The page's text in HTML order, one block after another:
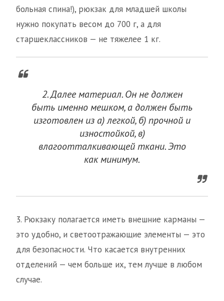
больная спина!), рюкзак для младшей школы
нужно покупать весом до 700 г, а для
старшеклассников — не тяжелее 1 кг.
2. Далее материал. Он не должен
быть именно мешком, а должен быть
изготовлен из а) легкой, б) прочной и
изностойкой, в)
влагоотталкивающей ткани. Это
как минимум.
3. Рюкзаку полагается иметь внешние карманы —
это удобно, и светоотражающие элементы — это
для безопасности. Что касается внутренних
отделений — чем больше их, тем лучше в любом
случае.